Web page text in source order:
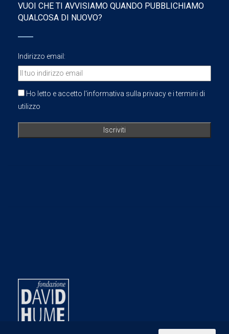
VUOI CHE TI AVVISIAMO QUANDO PUBBLICHIAMO
QUALCOSA DI NUOVO?
Indirizzo email:
Ho letto e accetto l'informativa sulla privacy e i termini di
utilizzo